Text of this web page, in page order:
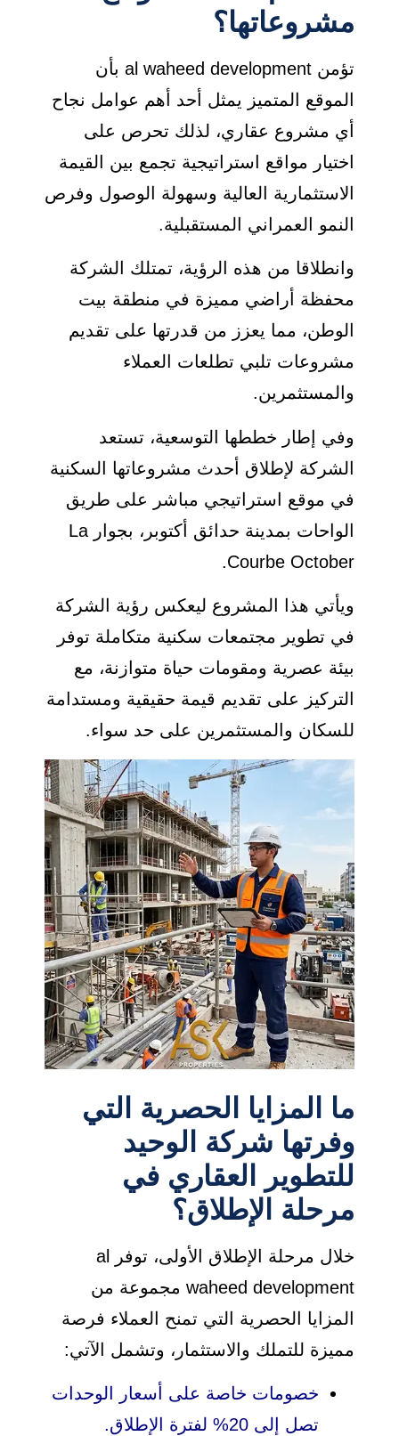
مشروعاتها؟
تؤمن al waheed development بأن
الموقع المتميز يمثل أحد أهم عوامل نجاح
أي مشروع عقاري، لذلك تحرص على
اختيار مواقع استراتيجية تجمع بين القيمة
الاستثمارية العالية وسهولة الوصول وفرص
النمو العمراني المستقبلية.
وانطلاقا من هذه الرؤية، تمتلك الشركة
محفظة أراضي مميزة في منطقة بيت
الوطن، مما يعزز من قدرتها على تقديم
مشروعات تلبي تطلعات العملاء
والمستثمرين.
وفي إطار خططها التوسعية، تستعد
الشركة لإطلاق أحدث مشروعاتها السكنية
في موقع استراتيجي مباشر على طريق
الواحات بمدينة حدائق أكتوبر، بجوار La
Courbe October.
ويأتي هذا المشروع ليعكس رؤية الشركة
في تطوير مجتمعات سكنية متكاملة توفر
بيئة عصرية ومقومات حياة متوازنة، مع
التركيز على تقديم قيمة حقيقية ومستدامة
للسكان والمستثمرين على حد سواء.
ما المزايا الحصرية التي
وفرتها شركة الوحيد
للتطوير العقاري في
مرحلة الإطلاق؟
خلال مرحلة الإطلاق الأولى، توفر al
waheed development مجموعة من
المزايا الحصرية التي تمنح العملاء فرصة
مميزة للتملك والاستثمار، وتشمل الآتي:
خصومات خاصة على أسعار الوحدات
تصل إلى 20% لفترة الإطلاق.